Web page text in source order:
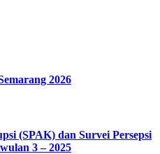
2026
(SPAK) dan Survei Persepsi
3 – 2025